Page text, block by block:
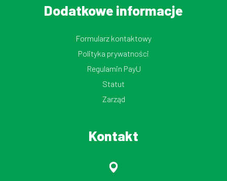
Dodatkowe informacje
Formularz kontaktowy
Polityka prywatności
Regulamin PayU
Statut
Zarząd
Kontakt